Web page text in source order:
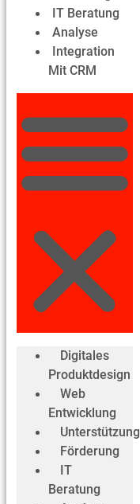
IT Beratung
Analyse
Integration
Mit CRM
Digitales
Produktdesign
Web
Entwicklung
Unterstützung
Förderung
IT
Beratung